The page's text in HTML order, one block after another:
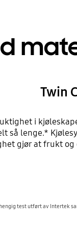
Twin
i
så lenge.*
gjør at frukt og
test utført av Intertek